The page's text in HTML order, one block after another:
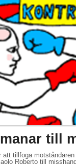
till
att tillfoga
Roberto till